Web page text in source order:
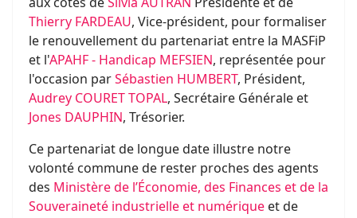
Thierry FARDEAU, Vice-président, pour formaliser
le renouvellement du partenariat entre la MASFiP
et l'APAHF - Handicap MEFSIEN, représentée pour
l'occasion parSébastien HUMBERT, Président,
Audrey COURET TOPAL, Secrétaire Générale et
Jones DAUPHIN, Trésorier.
Ce partenariat de longue date illustre notre
volonté commune de rester proches des agents
des Ministère de l’Économie, des Finances et de la
Souveraineté industrielle et numérique et de